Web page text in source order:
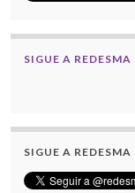
SIGUE A
SIGUE A